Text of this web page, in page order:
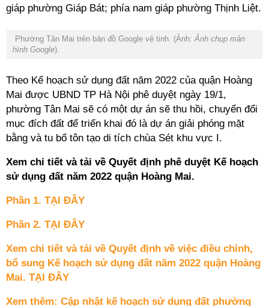
giáp phường Giáp Bát; phía nam giáp phường Thịnh Liệt.
Phường Tân Mai trên bản đồ Google vệ tinh. (Ảnh: Ảnh chụp màn
hình Google).
Theo Kế hoạch sử dụng đất năm 2022 của quận Hoàng
Mai được UBND TP Hà Nội phê duyệt ngày 19/1,
phường Tân Mai sẽ có một dự án sẽ thu hồi, chuyển đổi
mục đích đất để triển khai đó là dự án giải phóng mặt
bằng và tu bổ tôn tạo di tích chùa Sét khu vực I.
Xem chi tiết và tải về Quyết định phê duyệt Kế hoạch
sử dụng đất năm 2022 quận Hoàng Mai.
Phần 1. TẠI ĐÂY
Phần 2. TẠI ĐÂY
Xem chi tiết và tải về Quyết định về việc điều chỉnh,
bổ sung Kế hoạch sử dụng đất năm 2022 quận Hoàng
Mai. TẠI ĐÂY
Xem thêm: Cập nhật kế hoạch sử dụng đất phường